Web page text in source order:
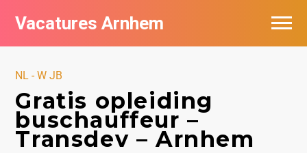
Vacatures Arnhem
NL - W JB
Gratis opleiding
buschauffeur –
Transdev – Arnhem
Vacatures per bedrijf in Arnhem